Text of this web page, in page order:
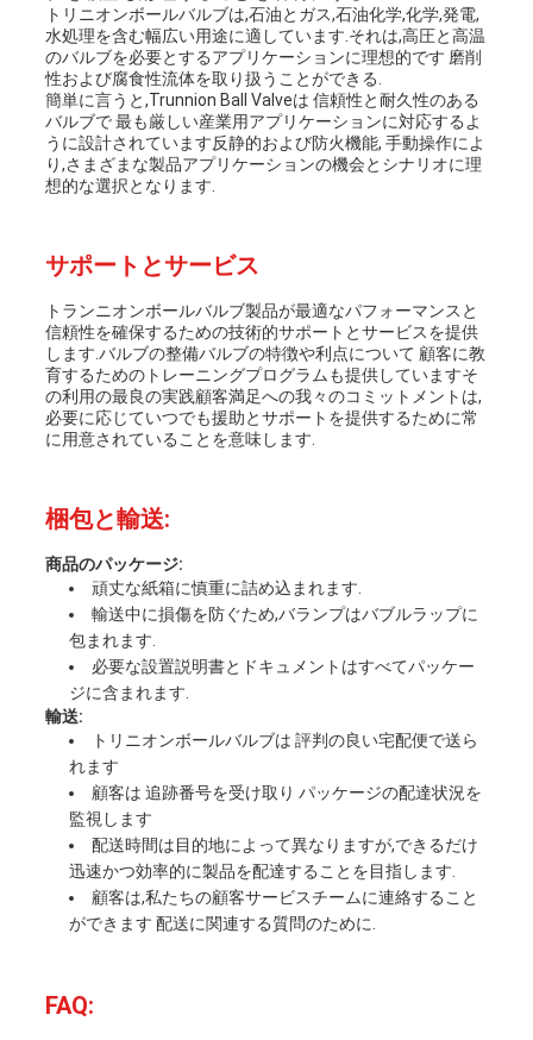
PRIVACY
POLICY
トリニオンボールバルブは,石油とガス,石油化学,化学,発電,
水処理を含む幅広い用途に適しています.それは,高圧と高温
のバルブを必要とするアプリケーションに理想的です 磨削
性および腐食性流体を取り扱うことができる.
簡単に言うと,Trunnion Ball Valveは 信頼性と耐久性のある
バルブで 最も厳しい産業用アプリケーションに対応するよ
うに設計されています反静的および防火機能, 手動操作によ
り,さまざまな製品アプリケーションの機会とシナリオに理
想的な選択となります.
サポートとサービス
トランニオンボールバルブ製品が最適なパフォーマンスと
信頼性を確保するための技術的サポートとサービスを提供
します.バルブの整備バルブの特徴や利点について 顧客に教
育するためのトレーニングプログラムも提供していますそ
の利用の最良の実践顧客満足への我々のコミットメントは,
必要に応じていつでも援助とサポートを提供するために常
に用意されていることを意味します.
梱包と輸送:
商品のパッケージ:
頑丈な紙箱に慎重に詰め込まれます.
輸送中に損傷を防ぐため,バランプはバブルラップに
包まれます.
必要な設置説明書とドキュメントはすべてパッケー
ジに含まれます.
輸送:
トリニオンボールバルブは 評判の良い宅配便で送ら
れます
顧客は 追跡番号を受け取り パッケージの配達状況を
監視します
配送時間は目的地によって異なりますが,できるだけ
迅速かつ効率的に製品を配達することを目指します.
顧客は,私たちの顧客サービスチームに連絡すること
ができます 配送に関連する質問のために.
FAQ: